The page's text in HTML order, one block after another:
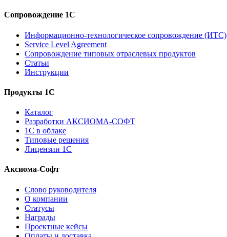
Сопровождение 1С
Информационно-технологическое сопровождение (ИТС)
Service Level Agreement
Сопровождение типовых отраслевых продуктов
Статьи
Инструкции
Продукты 1С
Каталог
Разработки АКСИОМА-СОФТ
1С в облаке
Типовые решения
Лицензии 1С
Аксиома-Софт
Слово руководителя
О компании
Статусы
Награды
Проектные кейсы